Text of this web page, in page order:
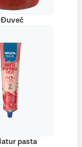
Đuveč
pasta